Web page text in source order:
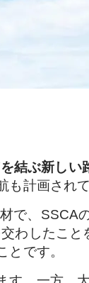
結ぶ新しい
計画されて
で、SSCA
わしたこと
とです。